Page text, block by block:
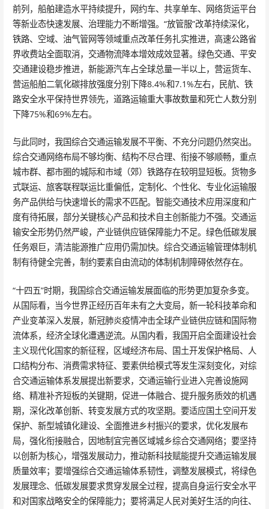
前列，船舶建造水平持续提升，网约车、共享单车、网络货运平台
等新业态快速发展、治理能力不断增强。“放管服”改革持续深化，
铁路、空域、油气管网等领域重点改革任务扎实推进，高速公路省
界收费站全面取消，交通物流降本增效成效显著。绿色交通、平安
交通建设稳步推进，新能源汽车占全球总量一半以上，营运货车、
营运船舶二氧化碳排放强度分别下降8.4%和7.1%左右，民航、铁
路安全水平保持世界领先，道路运输重大事故数量和死亡人数分别
下降75%和69%左右。
与此同时，我国综合交通运输发展不平衡、不充分问题仍然突出。
综合交通网络布局不够均衡、结构不尽合理、衔接不够顺畅，重点
城市群、都市圈的城际和市域（郊）铁路存在较明显短板。货物多
式联运、旅客联程联运比重偏低，定制化、个性化、专业化运输服
务产品供给与快速增长的需求不匹配。智能交通技术应用深度和广
度有待拓展，部分关键核心产品和技术自主创新能力不强。交通运
输安全形势仍然严峻，产业链供应链保障能力不足。绿色低碳发展
任务艰巨，清洁能源推广应用仍需加快。综合交通运输管理体制机
制有待健全完善，制约要素自由流动的体制机制障碍依然存在。
“十四五”时期，我国综合交通运输发展面临的形势更加复杂多变。
从国际看，当今世界正经历百年未有之大变局，新一轮科技革命和
产业变革深入发展，新冠肺炎疫情冲击全球产业链供应链和国际物
流体系，经济全球化遭遇逆流。从国内看，我国开启全面建设社会
主义现代化国家的新征程，区域经济布局、国土开发保护格局、人
口结构分布、消费需求特征、要素供给模式等发生深刻变化，对综
合交通运输体系发展提出新要求，交通运输行业进入完善设施网
络、精准补齐短板的关键期，促进一体融合、提升服务质效的机遇
期，深化改革创新、转变发展方式的攻坚期。要适应国土空间开发
保护、新型城镇化建设、全面推进乡村振兴的要求，优化发展布
局，强化衔接融合，因地制宜完善区域城乡综合交通网络；要坚持
以创新为核心，增强发展动力，推动新科技赋能提升交通运输发展
质量效率；要增强综合交通运输体系韧性，调整发展模式，将绿色
发展理念、低碳发展要求贯穿发展全过程，提高自身运行安全水平
和对国家战略安全的保障能力；要将满足人民对美好生活的向往、